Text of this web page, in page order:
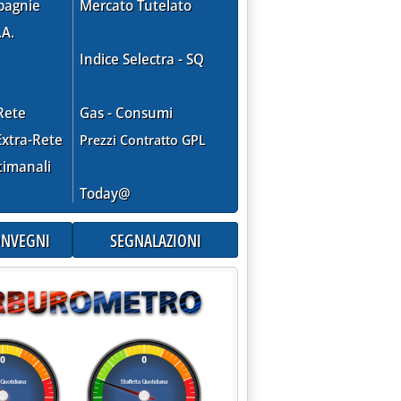
Rete
Mercato Tutelato
Indice Selectra - SQ
Gas - Consumi
Prezzi Contratto GPL
Today@
SEGNALAZIONI